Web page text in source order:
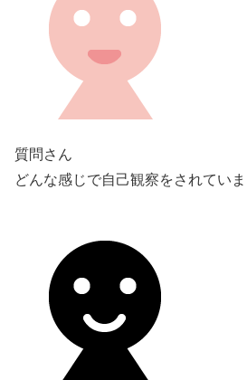
質問さん
どんな感じで自己観察をされてい